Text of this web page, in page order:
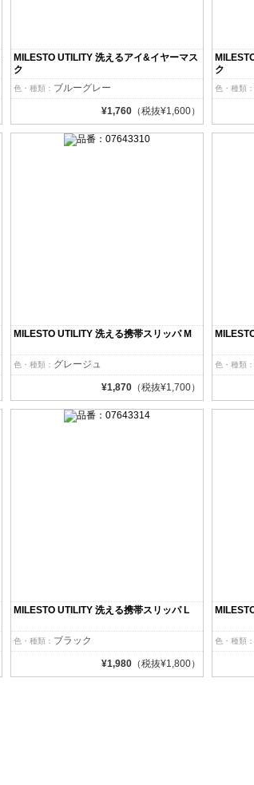
MILESTO UTILITY 洗えるアイ&イヤーマス
ク
色・種類： ブルーグレー
¥1,760 （税抜¥1,600）
ク
色・種類：
MILESTO UTILITY 洗える携帯スリッパ M
色・種類： グレージュ
¥1,870 （税抜¥1,700）
色・種類：
MILESTO UTILITY 洗える携帯スリッパ L
色・種類： ブラック
¥1,980 （税抜¥1,800）
色・種類：